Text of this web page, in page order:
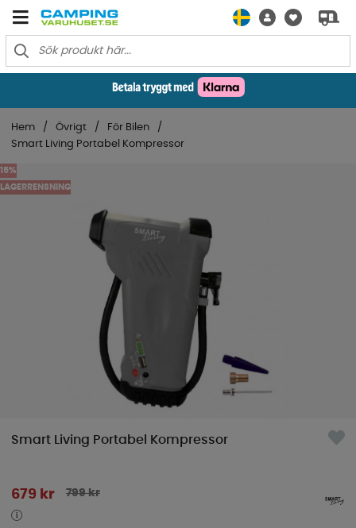
Hem Övrigt
För Bilen
Smart Living Portabel Kompressor
15
LAGERRENSNING
Smart Living Portabel Kompressor
799kr
679 kr